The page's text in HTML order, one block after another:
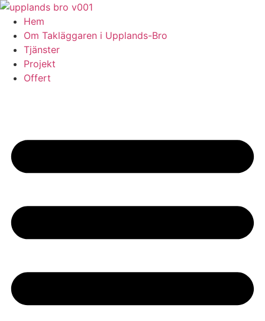
Skip
content
Hem
Om Takläggaren i Upplands-Bro
Tjänster
Projekt
Offert